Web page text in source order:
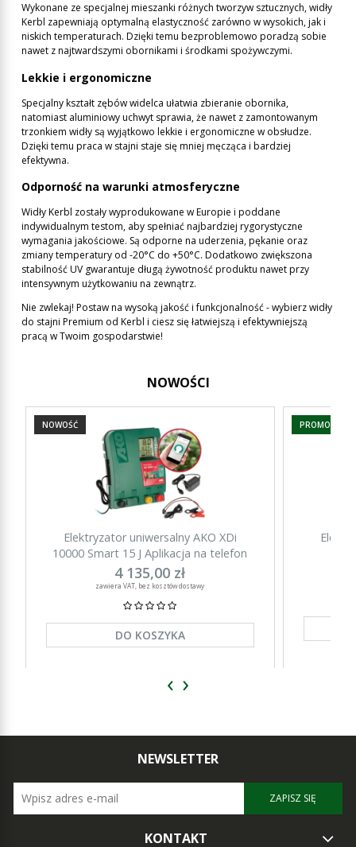
Wykonane ze specjalnej mieszanki różnych tworzyw sztucznych, widły
Kerbl zapewniają optymalną elastyczność zarówno w wysokich, jak i
niskich temperaturach. Dzięki temu bezproblemowo poradzą sobie
nawet z najtwardszymi obornikami i środkami spożywczymi.
Lekkie i ergonomiczne
Specjalny kształt zębów widelca ułatwia zbieranie obornika,
natomiast aluminiowy uchwyt sprawia, że nawet z zamontowanym
trzonkiem widły są wyjątkowo lekkie i ergonomiczne w obsłudze.
Dzięki temu praca w stajni staje się mniej męcząca i bardziej
efektywna.
Odporność na warunki atmosferyczne
Widły Kerbl zostały wyprodukowane w Europie i poddane
indywidualnym testom, aby spełniać najbardziej rygorystyczne
wymagania jakościowe. Są odporne na uderzenia, pękanie oraz
zmiany temperatury od -20°C do +50°C. Dodatkowo zwiększona
stabilność UV gwarantuje długą żywotność produktu nawet przy
intensywnym użytkowaniu na zewnątrz.
Nie zwlekaj! Postaw na wysoką jakość i funkcjonalność - wybierz widły
do stajni Premium od Kerbl i ciesz się łatwiejszą i efektywniejszą
pracą w Twoim gospodarstwie!
NOWOŚCI
Elektryzator uniwersalny AKO XDi
10000 Smart 15 J Aplikacja na telefon
4 135,00 zł
zawiera VAT, bez kosztów dostawy
DO KOSZYKA
NOWOŚĆ PROMOCJA
‹ ›
NEWSLETTER
ZAPISZ SIĘ
KONTAKT